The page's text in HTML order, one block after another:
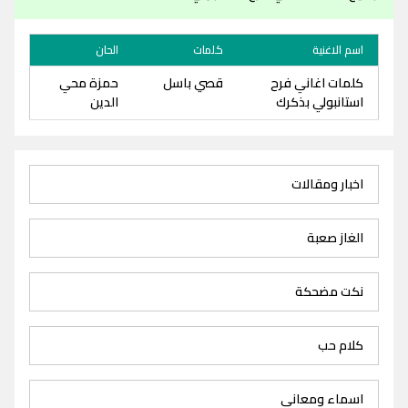
اسم الاغنية كلمات الحان
كلمات اغاني فرح
استانبولي بذكرك
قصي باسل
حمزة محي
الدين
اخبار ومقالات
الغاز صعبة
نكت مضحكة
كلام حب
اسماء ومعاني